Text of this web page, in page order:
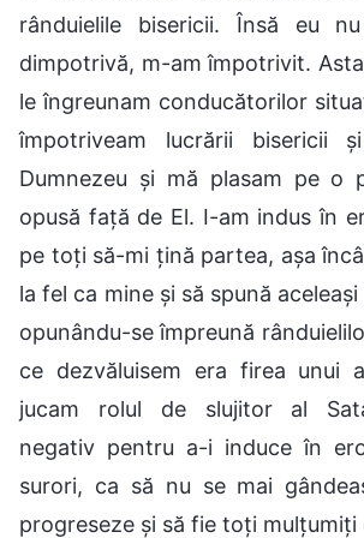
rânduielile bisericii. Însă eu
dimpotrivă, m-am împotrivit.
le îngreunam conducătorilor
împotriveam lucrării bisericii
Dumnezeu și mă plasam pe o
opusă față de El. I-am indus în
pe toți să-mi țină partea, așa
la fel ca mine și să spună
opunându-se împreună
ce dezvăluisem era firea unui
jucam rolul de slujitor al
negativ pentru a-i induce în
surori, ca să nu se mai
progreseze și să fie toți mulțumiți